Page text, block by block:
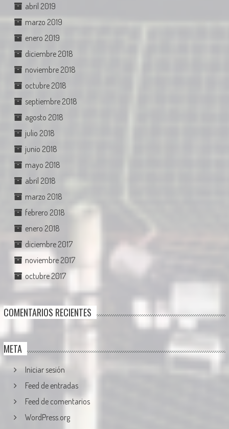
abril 2019
marzo 2019
enero 2019
diciembre 2018
noviembre 2018
octubre 2018
septiembre 2018
agosto 2018
julio 2018
junio 2018
mayo 2018
abril 2018
marzo 2018
febrero 2018
enero 2018
diciembre 2017
noviembre 2017
octubre 2017
COMENTARIOS RECIENTES
META
Iniciar sesión
Feed de entradas
Feed de comentarios
WordPress.org